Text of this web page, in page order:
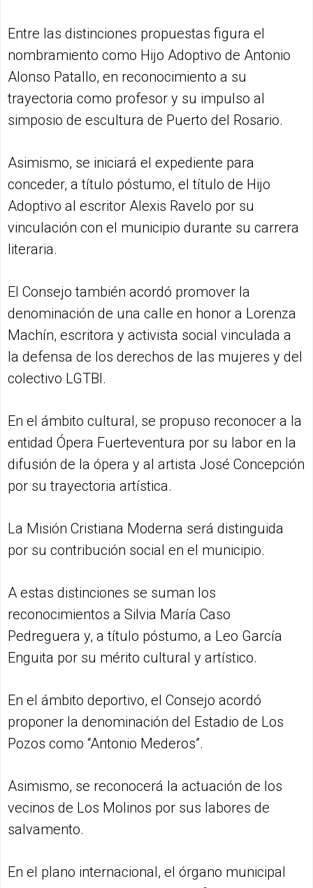
Entre las distinciones propuestas figura el
nombramiento como Hijo Adoptivo de Antonio
Alonso Patallo, en reconocimiento a su
trayectoria como profesor y su impulso al
simposio de escultura de Puerto del Rosario.
Asimismo, se iniciará el expediente para
conceder, a título póstumo, el título de Hijo
Adoptivo al escritor Alexis Ravelo por su
vinculación con el municipio durante su carrera
literaria.
El Consejo también acordó promover la
denominación de una calle en honor a Lorenza
Machín, escritora y activista social vinculada a
la defensa de los derechos de las mujeres y del
colectivo LGTBI.
En el ámbito cultural, se propuso reconocer a la
entidad Ópera Fuerteventura por su labor en la
difusión de la ópera y al artista José Concepción
por su trayectoria artística.
La Misión Cristiana Moderna será distinguida
por su contribución social en el municipio.
A estas distinciones se suman los
reconocimientos a Silvia María Caso
Pedreguera y, a título póstumo, a Leo García
Enguita por su mérito cultural y artístico.
En el ámbito deportivo, el Consejo acordó
proponer la denominación del Estadio de Los
Pozos como “Antonio Mederos”.
Asimismo, se reconocerá la actuación de los
vecinos de Los Molinos por sus labores de
salvamento.
En el plano internacional, el órgano municipal